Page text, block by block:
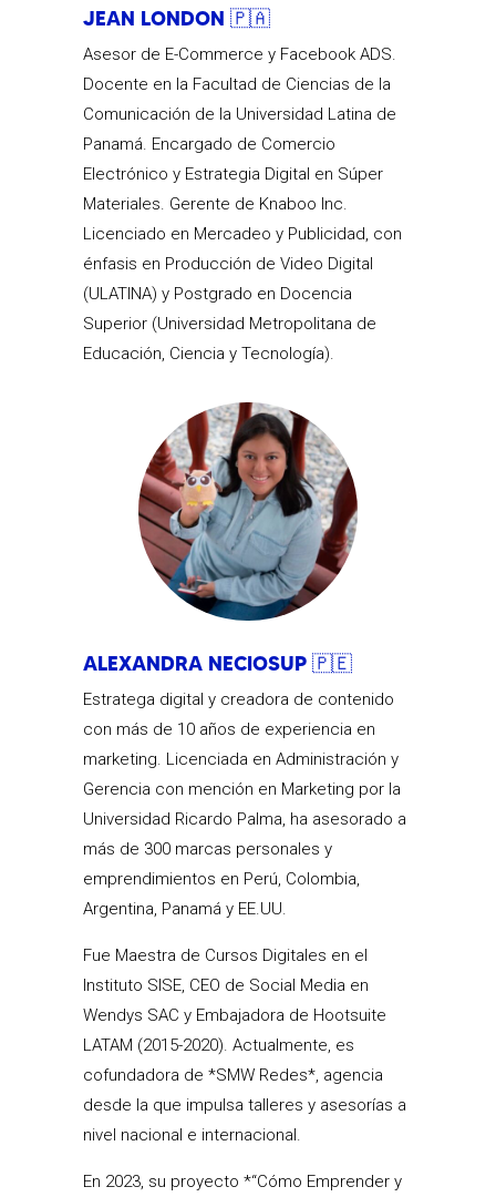
JEAN LONDON 🇵🇦
Asesor de E-Commerce y Facebook ADS.
Docente en la Facultad de Ciencias de la
Comunicación de la Universidad Latina de
Panamá. Encargado de Comercio
Electrónico y Estrategia Digital en Súper
Materiales. Gerente de Knaboo Inc.
Licenciado en Mercadeo y Publicidad, con
énfasis en Producción de Video Digital
(ULATINA) y Postgrado en Docencia
Superior (Universidad Metropolitana de
Educación, Ciencia y Tecnología).
ALEXANDRA NECIOSUP 🇵🇪
Estratega digital y creadora de contenido
con más de 10 años de experiencia en
marketing. Licenciada en Administración y
Gerencia con mención en Marketing por la
Universidad Ricardo Palma, ha asesorado a
más de 300 marcas personales y
emprendimientos en Perú, Colombia,
Argentina, Panamá y EE.UU.
Fue Maestra de Cursos Digitales en el
Instituto SISE, CEO de Social Media en
Wendys SAC y Embajadora de Hootsuite
LATAM (2015-2020). Actualmente, es
cofundadora de *SMW Redes*, agencia
desde la que impulsa talleres y asesorías a
nivel nacional e internacional.
En 2023, su proyecto *“Cómo Emprender y